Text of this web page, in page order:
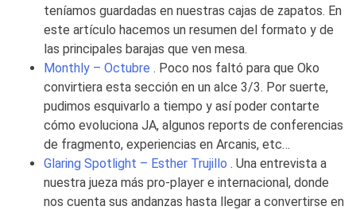
teníamos guardadas en nuestras cajas de zapatos. En
este artículo hacemos un resumen del formato y de
las principales barajas que ven mesa.
Monthly – Octubre . Poco nos faltó para que Oko
convirtiera esta sección en un alce 3/3. Por suerte,
pudimos esquivarlo a tiempo y así poder contarte
cómo evoluciona JA, algunos reports de conferencias
de fragmento, experiencias en Arcanis, etc…
Glaring Spotlight – Esther Trujillo . Una entrevista a
nuestra jueza más pro-player e internacional, donde
nos cuenta sus andanzas hasta llegar a convertirse en